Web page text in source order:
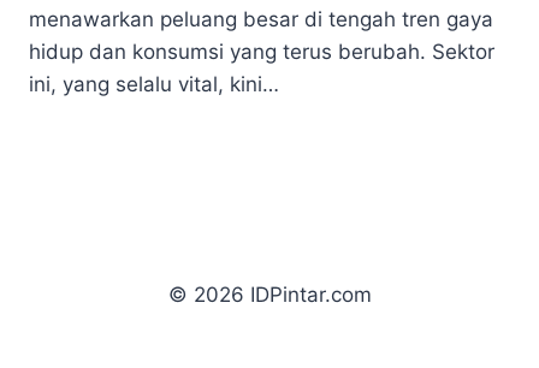
menawarkan peluang besar di tengah tren gaya
hidup dan konsumsi yang terus berubah. Sektor
ini, yang selalu vital, kini…
© 2026 IDPintar.com